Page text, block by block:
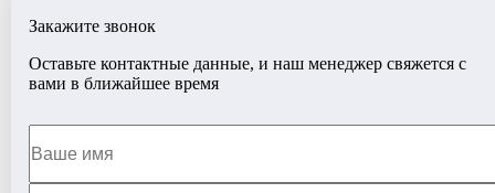
Закажите звонок
Оставьте контактные данные, и наш менеджер свяжется с
вами в ближайшее время